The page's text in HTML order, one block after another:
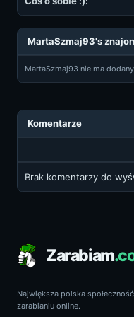
MartaSzmaj93's
MartaSzmaj93 nie ma
Komentarze
Brak komentarzy do
Zarabiam
Największa polska
zarabianiu online.